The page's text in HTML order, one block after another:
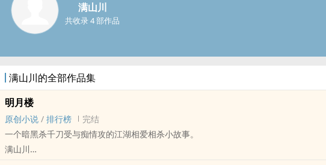
满山川
共收录 4 部作品
满山川的全部作品集
明月楼
原创小说 / 排行榜
完结
一个暗黑杀千刀受与痴情攻的江湖相爱相杀小故事。
满山川